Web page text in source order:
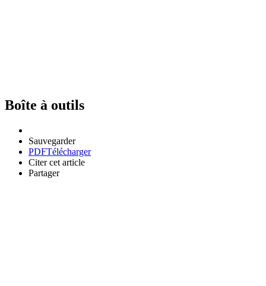
Boîte à outils
Sauvegarder
PDFTélécharger
Citer cet article
Partager